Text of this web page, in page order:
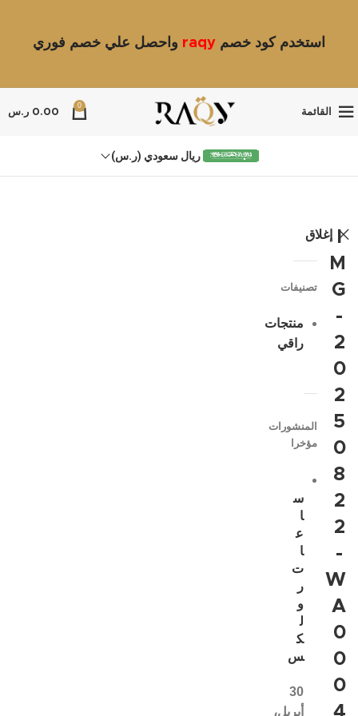
استخدم كود خصم raqy واحصل علي خصم فوري
القائمة
0
0.00 ر.س
ريال سعودي (ر.س)
I
M
G
-
2
0
2
5
0
8
2
2
-
W
A
0
0
0
4
إغلاق
تصنيفات
منتجات
راقي
المنشورات
مؤخرا
س
ا
ع
ا
ت
ر
و
ل
ك
س
30
أبريل،